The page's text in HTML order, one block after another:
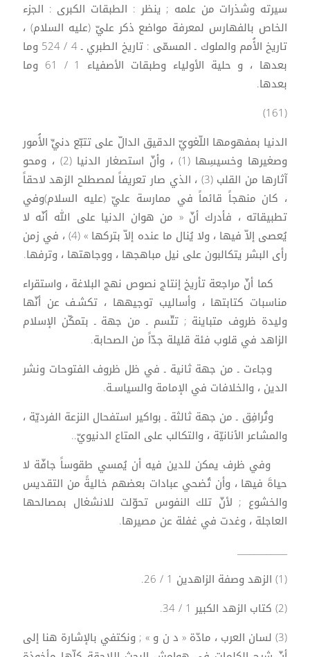
سيرته وشذرات من علمه ; ينظر : الطبقات الكبرى : الجزء
الخاص بالفهارس لمعرفة مواضع ذكر عليّ (عليه السلام) ،
تاريخ الأُمم والملوك ـ المسمّى : تاريخ الطبري ـ 4 / 524 وما
بعدها ، و حلية الأولياء وطبقات الأصفياء 1 / 61 وما
بعدها.
(161)
الدنيا بمفهومها اللّغويّ الدقيق الدالّ على تتبّع دنيِّ الأُمور
وصغيرها وخسيسِها (1) ، وأنّ استصغار الدنيا (2) ، ومحو
آثارها من القلب (3) ، الذي صار تعريفاً لمصطلح الزهد لاحقاً
، كان منهجاً قائماً في ممارسة عليّ (عليه السلام)وفي
تطبيقاته ، فأدرك أنّ « من هوان الدنيا على الله أنّه لا
يُعصى إلاّ فيها ، ولا يُنال ما عنده إلاّ بتركها » (4) ، في زمن
رأى البشر يتكالبون على نيل مباهجها ، ووجاهتها ، وترفها.
كما أنّ مراجعة تأريخ إنتاج نصوص نهج البلاغة ، واستقراء
مناسبات كتابتها ، وأساليب توجيهها ، تكشـف عن أنّها
وليدة ظروف متباينة ; تتّسم ـ من جهة ـ بتمكّن الإسلام
الزاهد في قلوب فئة قليلة جدّاً من الصحابة.
وجاءت ـ من جهة ثانية ـ في ظل ظروف الفتوحات ونشر
الدين ، والخلافات في الإمامة والسياسـة.
وتُرافِق ـ من جهة ثالثة ـ بواكير استفحال النزعة الفرديّة ،
والمشاعر الأنانيّة ، والتكالب على المتاع الدنيويّ..
وفي ظرف يمكن للدين فيه أن يُمسي طقوساً جافّة لا
حياةَ فيها ، وأن تُضحي عبادات بعضهم خاليةً من التقديس
والخشوع ; لأنّ تلك النفوس تحوّلت للانشغال بمصالحها
العاجلة ، وغدت في غفلة عن مصيرها.
____________
(1) الزهد وصفة الزاهدين 1 / 26.
(2) كتاب الزهد الكبير 1 / 34.
(3) لسان العرب ، مادّة « د ن و » ; ونكتفي بالإشارة هنا إلى